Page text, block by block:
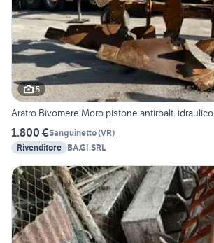
5
Aratro Bivomere Moro pistone antirbalt. idraulico
1.800 €Sanguinetto(VR)
Rivenditore BA.GI.SRL